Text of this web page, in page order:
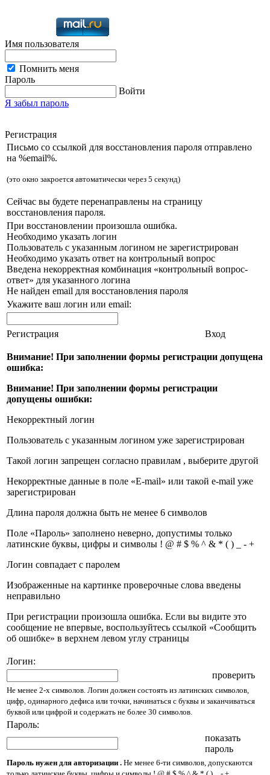
Имя пользователя
Помнить меня
Пароль
Войти
Я забыл пароль
Регистрация
Письмо со ссылкой для восстановления пароля отправлено
на %email%.
(это окно закроется автоматически через 5 секунд)
Сейчас вы будете перенаправлены на страницу
восстановления пароля.
При восстановлении произошла ошибка.
Необходимо указать логин
Пользователь с указанным логином не зарегистрирован
Необходимо указать ответ на контрольный вопрос
Введена некорректная комбинация «контрольный вопрос-
ответ» для указанного логина
Не найден email для восстановления пароля
Укажите ваш логин или email:
Регистрация Вход
Внимание! При заполнении формы регистрации допущена
ошибка:
Внимание! При заполнении формы регистрации
допущены ошибки:
Некорректный логин
Пользователь с указанным логином уже зарегистрирован
Такой логин запрещен согласно правилам , выберите другой
Некорректные данные в поле «E-mail» или такой e-mail уже
зарегистрирован
Длина пароля должна быть не менее 6 символов
Поле «Пароль» заполнено неверно, допустимы только
латинские буквы, цифры и символы ! @ # $ % ^ & * ( ) _ - +
Логин совпадает с паролем
Изображенные на картинке проверочные слова введены
неправильно
При регистрации произошла ошибка. Если вы видите это
сообщение не впервые, воспользуйтесь ссылкой «Сообщить
об ошибке» в верхнем левом углу страницы
Логин:
проверить
Не менее 2-х символов. Логин должен состоять из латинских символов,
цифр, одинарного дефиса или точки, начинаться с буквы и заканчиваться
буквой или цифрой и содержать не более 30 символов.
Пароль:
показать
пароль
Пароль нужен для авторизации . Не менее 6-ти символов, допускаются